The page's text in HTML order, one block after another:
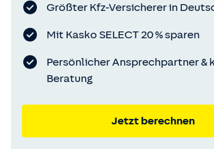
Größter Kfz-Versicherer in
Mit Kasko SELECT 20 % sparen
Persönlicher Ansprechpartner &
Beratung
Jetzt berechnen